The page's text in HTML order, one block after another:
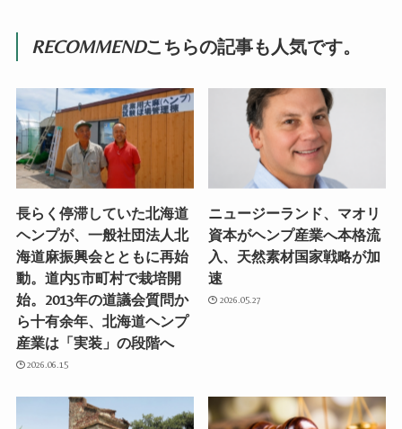
RECOMMENDこちらの記事も人気です。
長らく停滞していた北海道
ヘンプが、一般社団法人北
海道麻振興会とともに再始
動。道内5市町村で栽培開
始。2013年の道議会質問か
ら十有余年、北海道ヘンプ
産業は「実装」の段階へ
2026.06.15
ニュージーランド、マオリ
資本がヘンプ産業へ本格流
入、天然素材国家戦略が加
速
2026.05.27